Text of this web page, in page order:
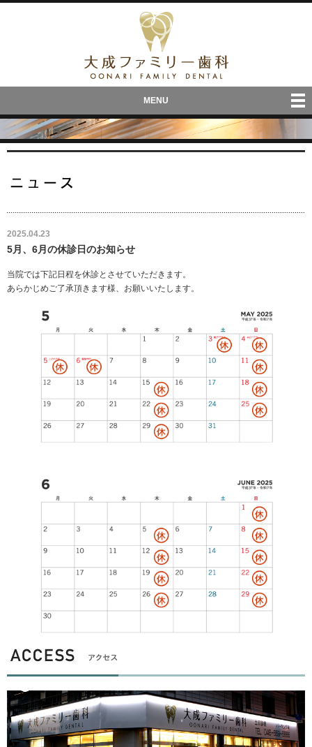
MENU
Skip
content
投
稿
2025.04.23
5月、6月の休診日のお知らせ
当院では下記日程を休診とさせていただきます。
あらかじめご了承頂きます様、お願いいたします。